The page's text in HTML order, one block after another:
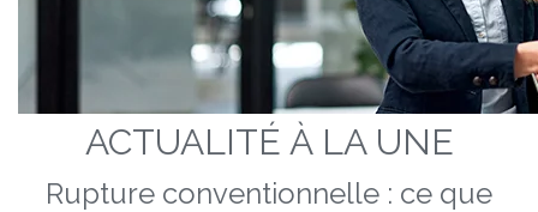
ACTUALITÉ À LA UNE
Rupture conventionnelle : ce que